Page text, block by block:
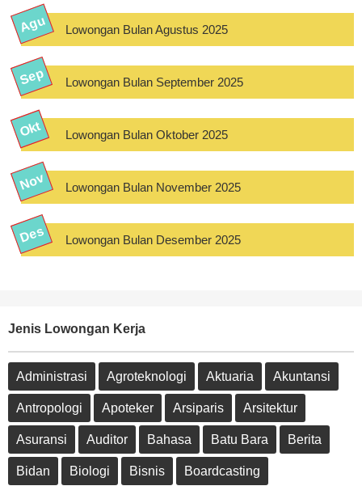
Lowongan Bulan Agustus 2025
Lowongan Bulan September 2025
Lowongan Bulan Oktober 2025
Lowongan Bulan November 2025
Lowongan Bulan Desember 2025
Jenis Lowongan Kerja
Administrasi Agroteknologi Aktuaria Akuntansi
Antropologi Apoteker Arsiparis Arsitektur
Asuransi Auditor Bahasa Batu Bara Berita
Bidan Biologi Bisnis Boardcasting